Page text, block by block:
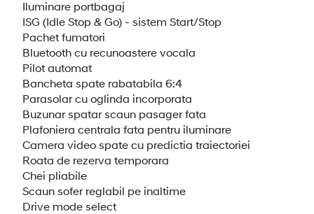
Iluminare portbagaj
ISG (Idle Stop & Go) - sistem Start/Stop
Pachet fumatori
Bluetooth cu recunoastere vocala
Pilot automat
Bancheta spate rabatabila 6:4
Parasolar cu oglinda incorporata
Buzunar spatar scaun pasager fata
Plafoniera centrala fata pentru iluminare
Camera video spate cu predictia traiectoriei
Roata de rezerva temporara
Chei pliabile
Scaun sofer reglabil pe inaltime
Drive mode select